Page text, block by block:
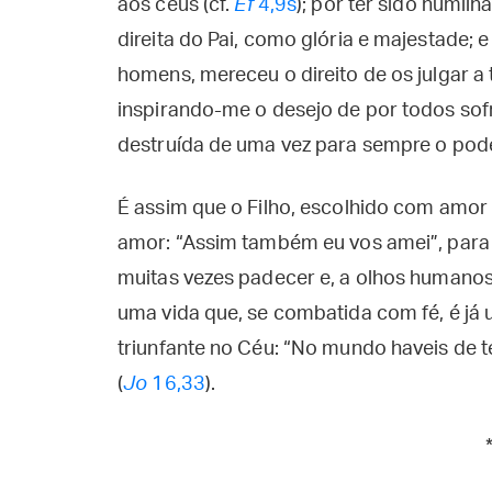
aos céus (cf.Ef4,9s); por ter sido
direita do Pai, como glória e majestade;
homens, mereceu o direito de os julgar
inspirando-me o desejo de por todos
destruída de uma vez para sempre o
É assim que o Filho, escolhido com
amor: “Assim também eu vos amei”,
muitas vezes padecer e, a olhos
uma vida que, se combatida com fé, é já
triunfante no Céu: “No mundo haveis de
(Jo 16,33).